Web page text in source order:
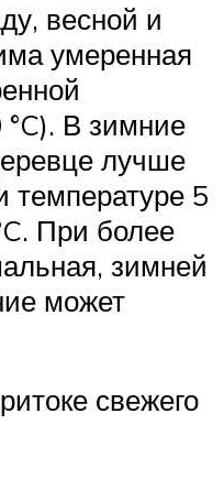
весной и
умеренная
В зимние
лучше
температуре 5
При более
зимней
может
свежего